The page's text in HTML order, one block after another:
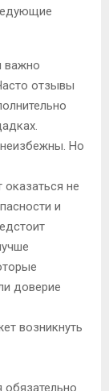
важно
отзывы
Но
не
и
доверие
возникнуть